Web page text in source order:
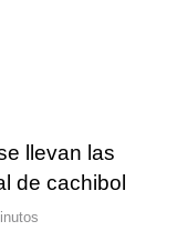
llevan las
de cachibol